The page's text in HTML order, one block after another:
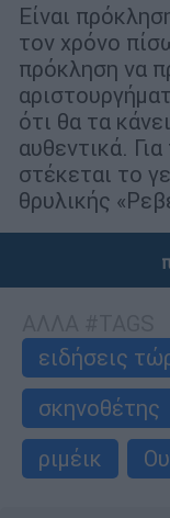
Είναι
τον χρόνο
πρόκληση να
ότι θα τα
αυθεντικά.
στέκεται το
θρυλικής
ειδήσεις
σκηνοθέτης
ριμέικ